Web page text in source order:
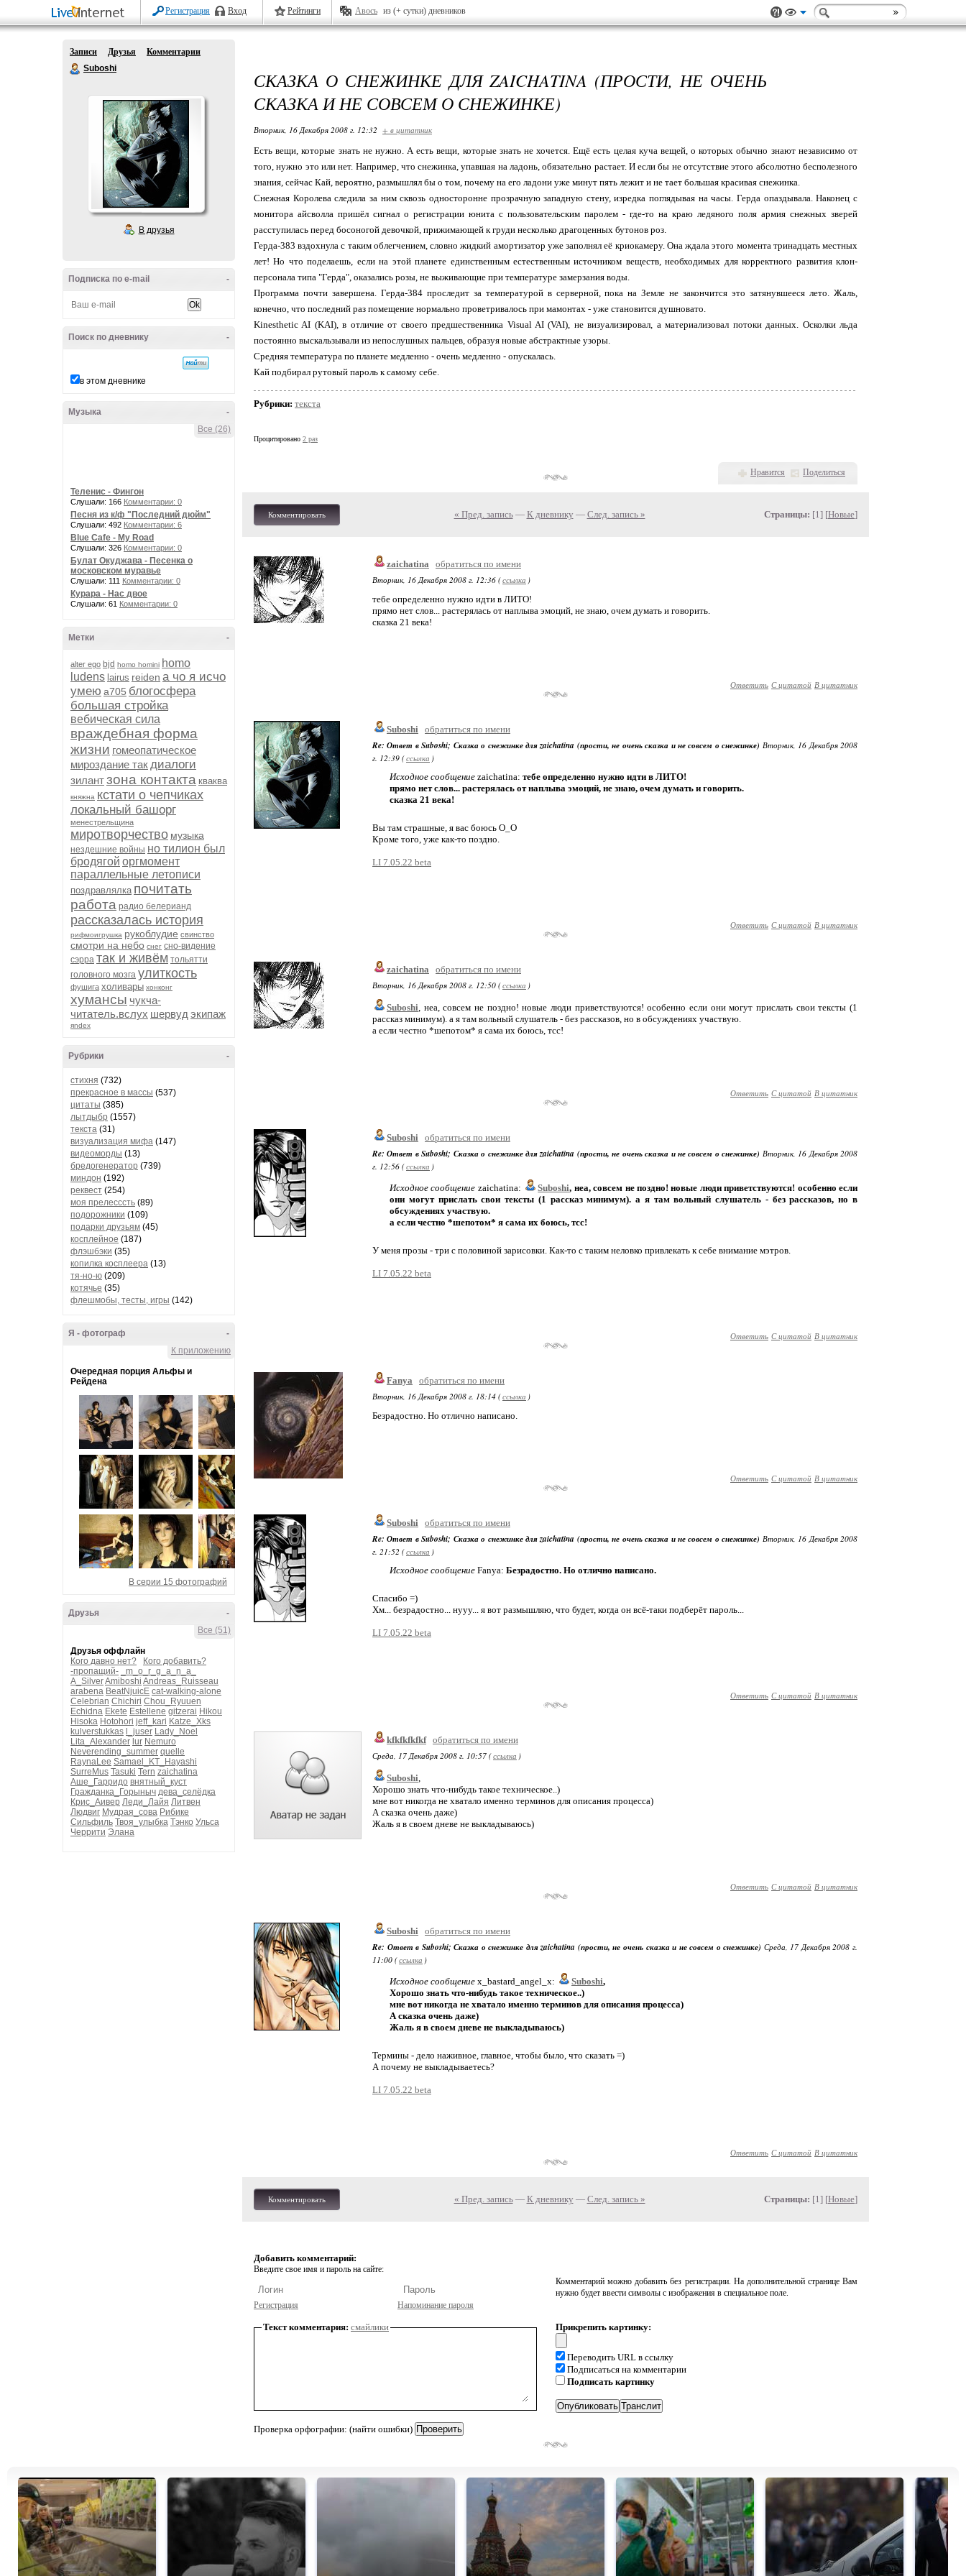
Регистрация Вход Рейтинги Авось из (+ сутки) дневников
Записи Друзья
Комментарии
Suboshi
В друзья
-
Подписка по e-mail
-
Поиск по дневнику
в этом дневнике
-
Музыка
Все (26)
Теленис - Фингон
Слушали: 166 Комментарии: 0
Песня из к/ф "Последний дюйм"
Слушали: 492 Комментарии: 6
Blue Cafe - My Road
Слушали: 326 Комментарии: 0
Булат Окуджава - Песенка о
московском муравье
Слушали: 111 Комментарии: 0
Курара - Нас двое
Слушали: 61 Комментарии: 0
-
Метки
alter ego bjd homo homini homo
ludens lairus reiden а чо я исчо
умею а705 блогосфера
большая стройка
вебическая сила
враждебная форма
жизни гомеопатическое
мироздание такдиалоги
зилантзона контакта кваква
княжна кстати о чепчиках
локальный башорг
менестрельщина
миротворчество музыка
нездешние войны но тилион был
бродягой оргмомент
параллельные летописи
поздравлялка почитать
работа радио белерианд
рассказалась история
рифмоигрушка рукоблудие свинство
смотри на небо снег сно-видение
сэрра так и живём тольятти
головного мозга улиткость
фушига холивары хонконг
хумансы чукча-
читатель.вслух шервуд экипаж
яndex
-
Рубрики
стихня (732)
прекрасное в массы (537)
цитаты (385)
лытдыбр (1557)
текста (31)
визуализация мифа (147)
видеоморды (13)
бредогенератор (739)
миндон (192)
реквест (254)
моя прелесссть (89)
подорожники (109)
подарки друзьям (45)
косплейное (187)
флэшбэки (35)
копилка косплеера (13)
тя-но-ю (209)
котячье (35)
флешмобы, тесты, игры (142)
-
Я - фотограф
К приложению
Очередная порция Альфы и
Рейдена
В серии 15 фотографий
-
Друзья
Все (51)
Друзья оффлайн
Кого давно нет?
Кого добавить?
-пропащий-
_m_o_r_g_a_n_a_
A_SilverAmiboshi Andreas_Ruisseau
arabena BeatNjuicE cat-walking-alone
Celebrian Chichiri Chou_Ryuuen
Echidna Ekete Estellene gitzerai Hikou
Hisoka Hotohori jeff_kari Katze_Xks
kulverstukkas
l_juser Lady_Noel
Lita_Alexander lur Nemuro
Neverending_summer quelle
RaynaLee Samael_KT_Hayashi
SurreMus Tasuki Tern zaichatina
Аше_Гарридо внятный_куст
Гражданка_Горыныч дева_селёдка
Крис_Аивер Леди_Лайя Литвен
Людвиг Мудрая_сова Рибике
Сильфиль Твоя_улыбка Тэнко Ульса
Черрити Элана
СКАЗКА О СНЕЖИНКЕ ДЛЯ ZAICHATINA (ПРОСТИ, НЕ ОЧЕНЬ
СКАЗКА И НЕ СОВСЕМ О СНЕЖИНКЕ)
Вторник, 16 Декабря 2008 г. 12:32 + в цитатник
Есть вещи, которые знать не нужно. А есть вещи, которые знать не хочется. Ещё есть целая куча вещей, о которых обычно знают независимо от
того, нужно это или нет. Например, что снежинка, упавшая на ладонь, обязательно растает. И если бы не отсутствие этого абсолютно бесполезного
знания, сейчас Кай, вероятно, размышлял бы о том, почему на его ладони уже минут пять лежит и не тает большая красивая снежинка.
Снежная Королева следила за ним сквозь односторонне прозрачную западную стену, изредка поглядывая на часы. Герда опаздывала. Наконец с
монитора айсволла пришёл сигнал о регистрации юнита с пользовательским паролем - где-то на краю ледяного поля армия снежных зверей
расступилась перед босоногой девочкой, прижимающей к груди несколько драгоценных бутонов роз.
Герда-383 вздохнула с таким облегчением, словно жидкий амортизатор уже заполнял её криокамеру. Она ждала этого момента тринадцать местных
лет! Но что поделаешь, если на этой планете единственным естественным источником веществ, необходимых для корректного развития клон-
персонала типа "Герда", оказались розы, не выживающие при температуре замерзания воды.
Программа почти завершена. Герда-384 проследит за температурой в серверной, пока на Земле не закончится это затянувшееся лето. Жаль,
конечно, что последний раз помещение нормально проветривалось при мамонтах - уже становится душновато.
Kinesthetic AI (KAI), в отличие от своего предшественника Visual AI (VAI), не визуализировал, а материализовал потоки данных. Осколки льда
постоянно выскальзывали из непослушных пальцев, образуя новые абстрактные узоры.
Средняя температура по планете медленно - очень медленно - опускалась.
Кай подбирал рутовый пароль к самому себе.
Рубрики: текста
Процитировано 2 раз
Нравится Поделиться
Комментировать « Пред. запись— К дневнику — След. запись » Страницы: [1] [Новые]
zaichatina
обратиться по имени
Вторник, 16 Декабря 2008 г. 12:36 (ссылка )
тебе определенно нужно идти в ЛИТО!
прямо нет слов... растерялась от наплыва эмоций, не знаю, очем думать и говорить.
сказка 21 века!
Ответить С цитатой В цитатник
Suboshi обратиться по имени
Re: Ответ в Suboshi; Сказка о снежинке для zaichatina (прости, не очень сказка и не совсем о снежинке) Вторник, 16 Декабря 2008
г. 12:39 (ссылка )
Исходное сообщение zaichatina: тебе определенно нужно идти в ЛИТО!
прямо нет слов... растерялась от наплыва эмоций, не знаю, очем думать и говорить.
сказка 21 века!
Вы там страшные, я вас боюсь О_О
Кроме того, уже как-то поздно.
LI 7.05.22 beta
Ответить С цитатой В цитатник
zaichatina
обратиться по имени
Вторник, 16 Декабря 2008 г. 12:50 (ссылка )
Suboshi, неа, совсем не поздно! новые люди приветствуются! особенно если они могут прислать свои тексты (1
рассказ минимум). а я там вольный слушатель - без рассказов, но в обсуждениях участвую.
а если честно *шепотом* я сама их боюсь, тсс!
Ответить С цитатой В цитатник
Suboshi обратиться по имени
Re: Ответ в Suboshi; Сказка о снежинке для zaichatina (прости, не очень сказка и не совсем о снежинке) Вторник, 16 Декабря 2008
г. 12:56 (ссылка )
Исходное сообщение zaichatina: Suboshi, неа, совсем не поздно! новые люди приветствуются! особенно если
они могут прислать свои тексты (1 рассказ минимум). а я там вольный слушатель - без рассказов, но в
обсуждениях участвую.
а если честно *шепотом* я сама их боюсь, тсс!
У меня прозы - три с половиной зарисовки. Как-то с таким неловко привлекать к себе внимание мэтров.
LI 7.05.22 beta
Ответить С цитатой В цитатник
Fanya
обратиться по имени
Вторник, 16 Декабря 2008 г. 18:14 (ссылка )
Безрадостно. Но отлично написано.
Ответить С цитатой В цитатник
Suboshi обратиться по имени
Re: Ответ в Suboshi; Сказка о снежинке для zaichatina (прости, не очень сказка и не совсем о снежинке) Вторник, 16 Декабря 2008
г. 21:52 (ссылка )
Исходное сообщение Fanya: Безрадостно. Но отлично написано.
Спасибо =)
Хм... безрадостно... нууу... я вот размышляю, что будет, когда он всё-таки подберёт пароль...
LI 7.05.22 beta
Ответить С цитатой В цитатник
kfkfkfkfkf обратиться по имени
Среда, 17 Декабря 2008 г. 10:57 (ссылка )
Suboshi,
Хорошо знать что-нибудь такое техническое..)
мне вот никогда не хватало именно терминов для описания процесса)
А сказка очень даже)
Жаль я в своем дневе не выкладываюсь)
Ответить С цитатой В цитатник
Suboshi обратиться по имени
Re: Ответ в Suboshi; Сказка о снежинке для zaichatina (прости, не очень сказка и не совсем о снежинке) Среда, 17 Декабря 2008 г.
11:00 (ссылка )
Исходное сообщение x_bastard_angel_x: Suboshi,
Хорошо знать что-нибудь такое техническое..)
мне вот никогда не хватало именно терминов для описания процесса)
А сказка очень даже)
Жаль я в своем дневе не выкладываюсь)
Термины - дело наживное, главное, чтобы было, что сказать =)
А почему не выкладываетесь?
LI 7.05.22 beta
Ответить С цитатой В цитатник
Комментировать « Пред. запись— К дневнику — След. запись » Страницы: [1] [Новые]
Добавить комментарий:
Введите свое имя и пароль на сайте:
Регистрация Напоминание пароля
Комментарий можно добавить без регистрации. На дополнительной странице Вам
нужно будет ввести символы с изображения в специальное поле.
Текст комментария: смайлики
Проверка орфографии: (найти ошибки)
Прикрепить картинку:
Переводить URL в ссылку
Подписаться на комментарии
Подписать картинку